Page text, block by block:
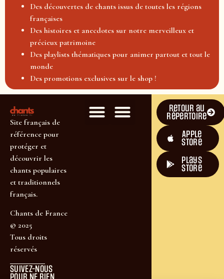
Des découvertes de chants issus de toutes les régions
françaises
Des histoires et anecdotes sur notre merveilleux et
précieux patrimoine
Des playlists thématiques pour animer partout et tout le
monde
Des promotions exclusives sur le shop !
Site français de
référence pour
protéger et
découvrir les
chants populaires
et traditionnels
français.
Chants de France
© 2025
Tous droits
réservés
SUIVEZ-NOUS
Retour au
répertoire
Apple
Store
plays
store